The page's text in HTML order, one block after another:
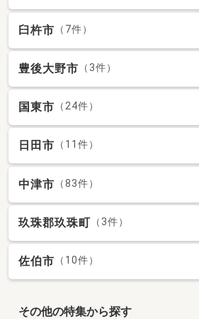
臼杵市 （7件）
豊後大野市 （3件）
国東市 （24件）
日田市 （11件）
中津市 （83件）
玖珠郡玖珠町 （3件）
佐伯市 （10件）
その他の特集から探す